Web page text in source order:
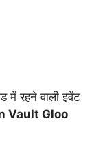
में रहने वाली इवेंट
Vault Gloo